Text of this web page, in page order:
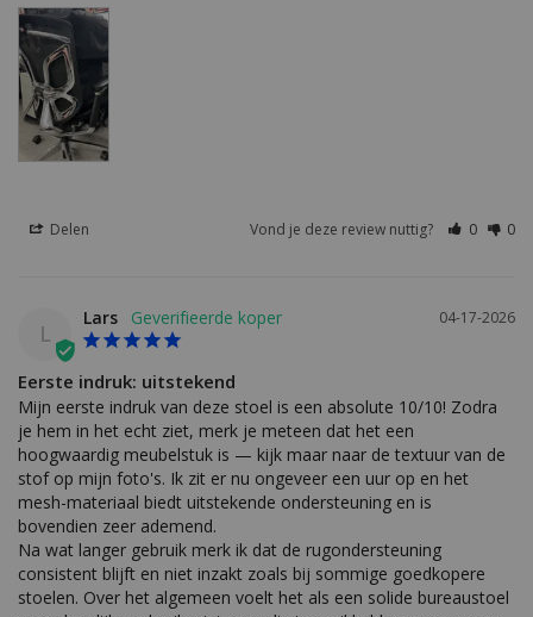
Delen Vond je deze review nuttig? 0 0
L
04-17-2026
Lars
Eerste indruk: uitstekend
Mijn eerste indruk van deze stoel is een absolute 10/10! Zodra
je hem in het echt ziet, merk je meteen dat het een
hoogwaardig meubelstuk is — kijk maar naar de textuur van de
stof op mijn foto's. Ik zit er nu ongeveer een uur op en het
mesh-materiaal biedt uitstekende ondersteuning en is
bovendien zeer ademend.
Na wat langer gebruik merk ik dat de rugondersteuning
consistent blijft en niet inzakt zoals bij sommige goedkopere
stoelen. Over het algemeen voelt het als een solide bureaustoel